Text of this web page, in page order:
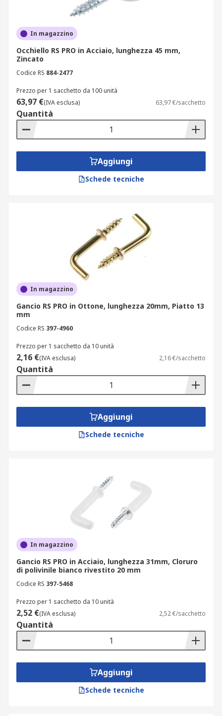
In magazzino
Occhiello RS PRO in Acciaio, lunghezza 45 mm,
Zincato
Codice RS 884-2477
Prezzo per 1 sacchetto da 100 unità
63,97 €(IVA esclusa) 63,97 €/sacchetto
Quantità
Aggiungi
Schede tecniche
In magazzino
Gancio RS PRO in Ottone, lunghezza 20mm, Piatto 13
mm
Codice RS 397-4960
Prezzo per 1 sacchetto da 10 unità
2,16 €(IVA esclusa) 2,16 €/sacchetto
Quantità
Aggiungi
Schede tecniche
In magazzino
Gancio RS PRO in Acciaio, lunghezza 31mm, Cloruro
di polivinile bianco rivestito 20 mm
Codice RS 397-5468
Prezzo per 1 sacchetto da 10 unità
2,52 €(IVA esclusa) 2,52 €/sacchetto
Quantità
Aggiungi
Schede tecniche